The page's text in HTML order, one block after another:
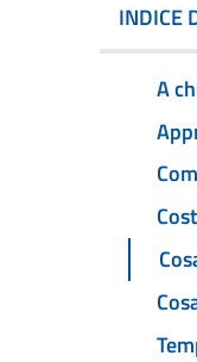
INDICE
A